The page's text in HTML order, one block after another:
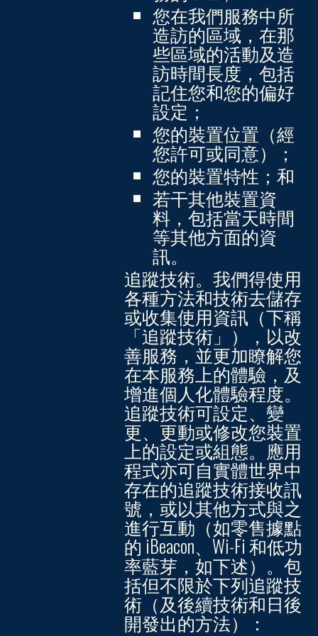
您在我們服務中所
造訪的區域，在那
些區域的活動及造
訪時間長度，包括
記住您和您的偏好
設定；
您的裝置位置（經
您許可或同意）；
您的裝置特性；和
若干其他裝置資
料，包括當天時間
等其他方面的資
訊。
追蹤技術。 我們得使用
各種方法和技術去儲存
或收集使用資訊（下稱
「追蹤技術」），以改
善服務，並更加瞭解您
在本服務上的體驗，及
增進個人化體驗程度。
追蹤技術可設定、變
更、更動或修改您裝置
上的設定或組態。應用
程式亦可自實體世界中
存在的追蹤技術接收訊
號，或以其他方式與之
進行互動（如零售據點
的 iBeacon、Wi-Fi 和低功
率藍芽，如下述）。包
括但不限於下列追蹤技
術（及後續技術和日後
開發出的方法）：